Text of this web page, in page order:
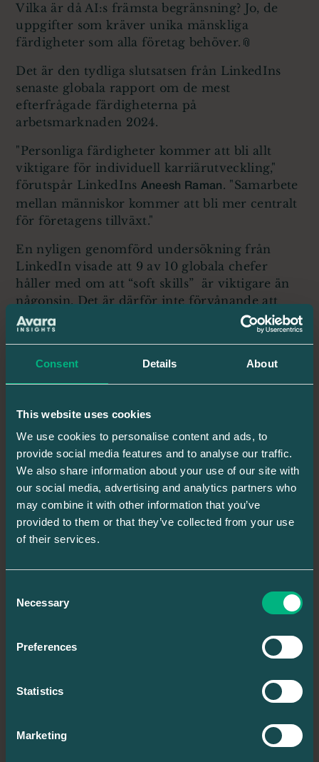
Consent Details About
This website uses cookies
We use cookies to personalise content and ads, to
provide social media features and to analyse our traffic.
We also share information about your use of our site with
our social media, advertising and analytics partners who
may combine it with other information that you’ve
provided to them or that they’ve collected from your use
of their services.
Selection
Necessary
Preferences
Statistics
Marketing
Vilka är då AI:s främsta begränsning? Jo, de
uppgifter som kräver unika mänskliga
färdigheter som alla företag behöver.📎
Det är den tydliga slutsatsen från LinkedIns
senaste globala rapport om de mest
efterfrågade färdigheterna på
arbetsmarknaden 2024.
"Personliga färdigheter kommer att bli allt
viktigare för individuell karriärutveckling,"
förutspår LinkedIns Aneesh Raman . "Samarbete
mellan människor kommer att bli mer centralt
för företagens tillväxt."
En nyligen genomförd undersökning från
LinkedIn visade att 9 av 10 globala chefer
håller med om att “soft skills” är viktigare än
någonsin. Det är därför inte förvånande att
kommunikation rankas som nummer ett på
listan över de mest efterfrågade färdigheterna
Nedan har vi sammanställt de 4 egenskaperna
https://lnkd.in/gBh-6swv
Topplistan över mest efterfrågade
färdigheterna 2024:
Kommunikation -I en tid av hybridarbete
kommunicerar vi över att antal växande
utmaningar för kommunikation.
- AI har medfört stora
förändringar inom kundservice, men det
eller bör automatiseras. Empati och
förtroende är högst centralt och kan inte
skapas av något annan än en människa.
Ledarskap
- Effektivt ledarskap är en central
för individ- och organisationsnivå.